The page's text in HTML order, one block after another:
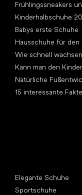
Frühlingssneakers
Kinderhalbschuhe
Babys erste Schuhe
Hausschuhe für den
Wie schnell
Kann man den
Natürliche
15 interessante
Elegante Schuhe
Sportschuhe